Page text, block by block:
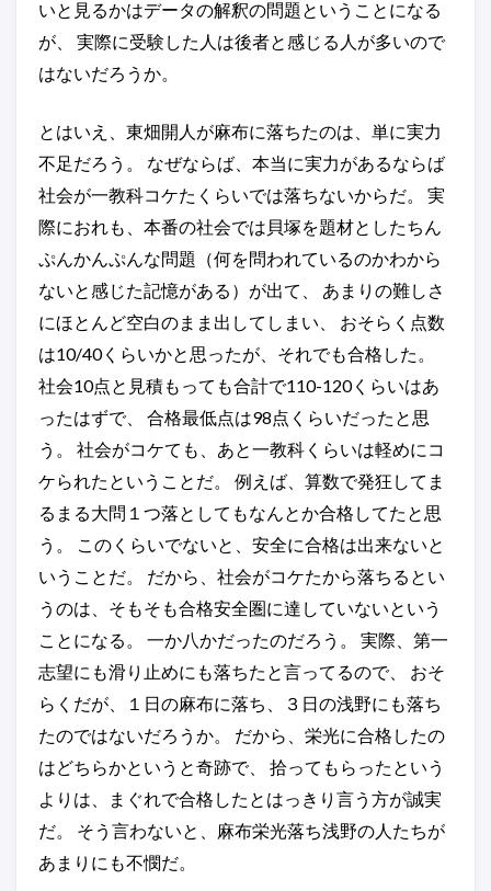
いと見るかはデータの解釈の問題ということになる
が、 実際に受験した人は後者と感じる人が多いので
はないだろうか。
とはいえ、東畑開人が麻布に落ちたのは、単に実力
不足だろう。 なぜならば、本当に実力があるならば
社会が一教科コケたくらいでは落ちないからだ。 実
際におれも、本番の社会では貝塚を題材としたちん
ぷんかんぷんな問題（何を問われているのかわから
ないと感じた記憶がある）が出て、 あまりの難しさ
にほとんど空白のまま出してしまい、 おそらく点数
は10/40くらいかと思ったが、それでも合格した。
社会10点と見積もっても合計で110-120くらいはあ
ったはずで、 合格最低点は98点くらいだったと思
う。 社会がコケても、あと一教科くらいは軽めにコ
ケられたということだ。 例えば、算数で発狂してま
るまる大問１つ落としてもなんとか合格してたと思
う。 このくらいでないと、安全に合格は出来ないと
いうことだ。 だから、社会がコケたから落ちるとい
うのは、そもそも合格安全圏に達していないという
ことになる。 一か八かだったのだろう。 実際、第一
志望にも滑り止めにも落ちたと言ってるので、 おそ
らくだが、１日の麻布に落ち、３日の浅野にも落ち
たのではないだろうか。 だから、栄光に合格したの
はどちらかというと奇跡で、 拾ってもらったという
よりは、まぐれで合格したとはっきり言う方が誠実
だ。 そう言わないと、麻布栄光落ち浅野の人たちが
あまりにも不憫だ。